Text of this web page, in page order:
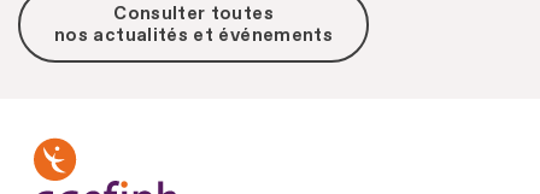
Consulter toutes
nos actualités et événements